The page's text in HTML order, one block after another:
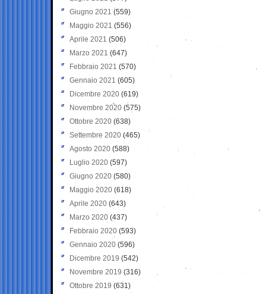
Giugno 2021(559)
Maggio 2021 (556)
Aprile 2021 (506)
Marzo 2021 (647)
Febbraio 2021 (570)
Gennaio 2021 (605)
Dicembre 2020 (619)
Novembre 2020 (575)
Ottobre 2020 (638)
Settembre 2020(465)
Agosto 2020 (588)
Luglio 2020 (597)
Giugno 2020 (580)
Maggio 2020 (618)
Aprile 2020 (643)
Marzo 2020 (437)
Febbraio 2020 (593)
Gennaio 2020 (596)
Dicembre 2019 (542)
Novembre 2019 (316)
Ottobre 2019 (631)